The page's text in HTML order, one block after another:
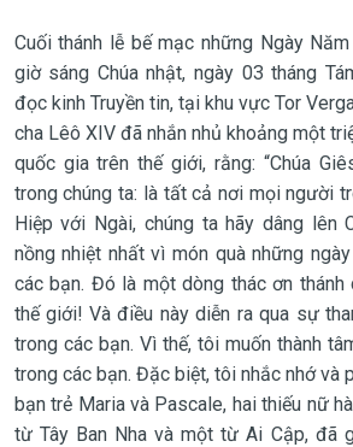
Cuối thánh lễ bế mạc những Ngày
giờ sáng Chúa nhật, ngày 03 tháng
đọc kinh Truyền tin, tại khu vực Tor
cha Lêô XIV đã nhắn nhủ khoảng một
quốc gia trên thế giới, rằng: “Chúa
trong chúng ta: là tất cả nơi mọi người
Hiệp với Ngài, chúng ta hãy dâng lên
nồng nhiệt nhất vì món quà những
các bạn. Đó là một dòng thác ơn thánh
thế giới! Và điều này diễn ra qua sự
trong các bạn. Vì thế, tôi muốn thành
trong các bạn. Đặc biệt, tôi nhắc nhớ và
bạn trẻ Maria và Pascale, hai thiếu nữ
từ Tây Ban Nha và một từ Ai Cập, đã